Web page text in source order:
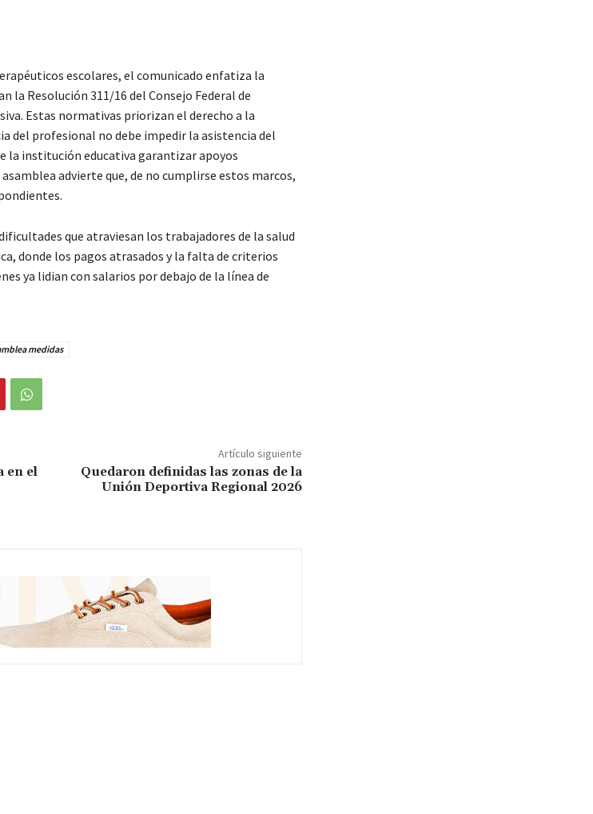
escolares, el comunicado enfatiza la
la Resolución 311/16 del Consejo Federal de
Estas normativas priorizan el derecho a la
del profesional no debe impedir la asistencia del
la institución educativa garantizar apoyos
advierte que, de no cumplirse estos marcos,
que atraviesan los trabajadores de la salud
donde los pagos atrasados y la falta de criterios
ya lidian con salarios por debajo de la línea de
medidas
en el
Artículo siguiente
Quedaron definidas las zonas de la
Unión Deportiva Regional 2026